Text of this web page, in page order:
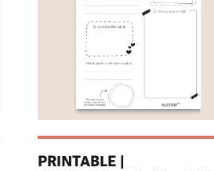
PRINTABLE |